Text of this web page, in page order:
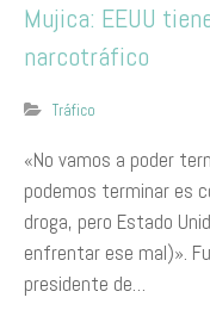
Mujica: EEUU
narcotráfico
Tráfico
«No vamos a poder
podemos terminar es
droga, pero Estado
enfrentar ese mal)».
presidente de…